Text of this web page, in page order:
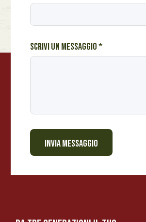
Scrivi un messaggio*
INVIA MESSAGGIO